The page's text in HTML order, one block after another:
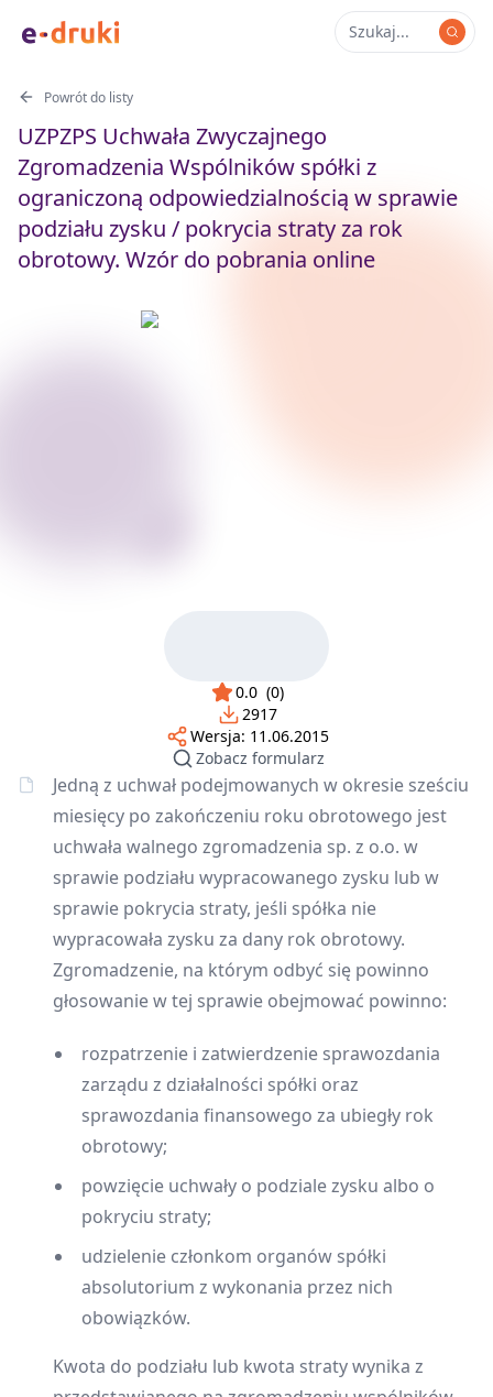
Powrót do listy
UZPZPS Uchwała Zwyczajnego
Zgromadzenia Wspólników spółki z
ograniczoną odpowiedzialnością w sprawie
podziału zysku / pokrycia straty za rok
obrotowy. Wzór do pobrania online
0.0 (0)
2917
Wersja: 11.06.2015
Zobacz formularz
Jedną z uchwał podejmowanych w okresie sześciu
miesięcy po zakończeniu roku obrotowego jest
uchwała walnego zgromadzenia sp. z o.o. w
sprawie podziału wypracowanego zysku lub w
sprawie pokrycia straty, jeśli spółka nie
wypracowała zysku za dany rok obrotowy.
Zgromadzenie, na którym odbyć się powinno
głosowanie w tej sprawie obejmować powinno:
rozpatrzenie i zatwierdzenie sprawozdania
zarządu z działalności spółki oraz
sprawozdania finansowego za ubiegły rok
obrotowy;
powzięcie uchwały o podziale zysku albo o
pokryciu straty;
udzielenie członkom organów spółki
absolutorium z wykonania przez nich
obowiązków.
Kwota do podziału lub kwota straty wynika z